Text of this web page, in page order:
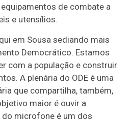
de combate a
e utensílios.
em Sousa sediando mais
Democrático. Estamos
com a população e construir
A plenária do ODE é uma
que compartilha, também,
maior é ouvir a
do microfone é um dos